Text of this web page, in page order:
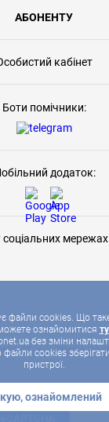
файли cookies. Що
ознайомитися
без зміни
cookies
пристрої.
ознайомлений
АБОНЕНТУ
кабінет
Боти помічники:
додаток:
УСІ ПРАВА